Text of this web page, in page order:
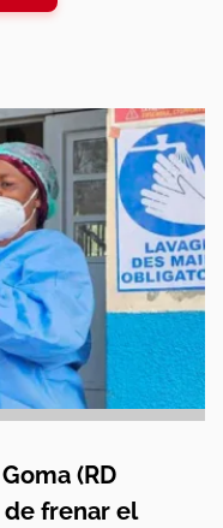
(RD
frenar el